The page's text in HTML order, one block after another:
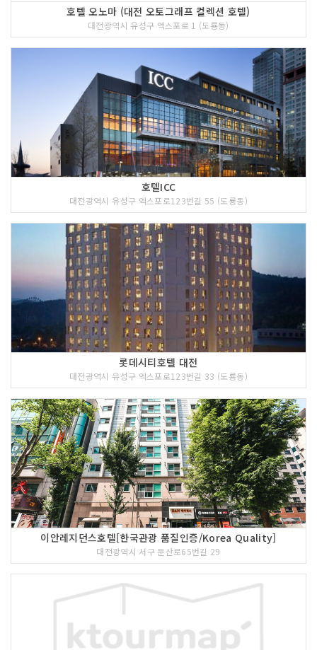
호텔 오노마 (대전 오토그래프 컬렉션 호텔)
대전광역시 유성구 엑스포로 1 (도룡동)
호텔ICC
대전광역시 유성구 엑스포로123번길 55 (도룡동)
롯데시티호텔 대전
대전광역시 유성구 엑스포로123번길 33 (도룡동)
이안레지던스호텔[한국관광 품질인증/Korea Quality]
대전광역시 서구 둔산로65번길 29